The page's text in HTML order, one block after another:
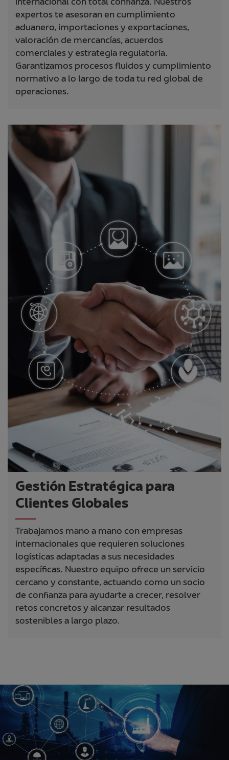
internacional con total confianza. Nuestros
expertos te asesoran en cumplimiento
aduanero, importaciones y exportaciones,
valoración de mercancías, acuerdos
comerciales y estrategia regulatoria.
Garantizamos procesos fluidos y cumplimiento
normativo a lo largo de toda tu red global de
operaciones.
Gestión Estratégica para
Clientes Globales
Trabajamos mano a mano con empresas
internacionales que requieren soluciones
logísticas adaptadas a sus necesidades
específicas. Nuestro equipo ofrece un servicio
cercano y constante, actuando como un socio
de confianza para ayudarte a crecer, resolver
retos concretos y alcanzar resultados
sostenibles a largo plazo.